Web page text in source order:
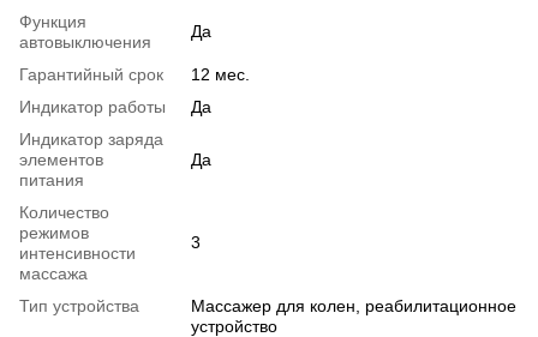
Функция
автовыключения
Да
Гарантийный срок
12 мес.
Индикатор работы
Да
Индикатор заряда
элементов
питания
Да
Количество
режимов
интенсивности
массажа
3
Тип устройства
Массажер для колен, реабилитационное
устройство